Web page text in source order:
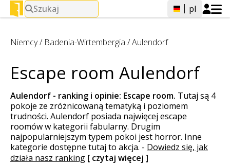
Szukaj pl
Niemcy/ Badenia-Wirtembergia /Aulendorf
Escape room Aulendorf
Aulendorf - ranking i opinie: Escape room. Tutaj są 4
pokoje ze zróżnicowaną tematyką i poziomem
trudności. Aulendorf posiada najwięcej escape
roomów w kategorii fabularny. Drugim
najpopularniejszym typem pokoi jest horror. Inne
kategorie dostępne tutaj to akcja. - Dowiedz się, jak
działa nasz ranking [ czytaj więcej ]